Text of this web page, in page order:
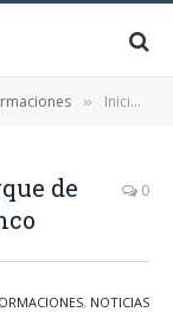
» Inicio de las obras en el Parque de los Fundadores en Villafranco
de
0
, NOTICIAS